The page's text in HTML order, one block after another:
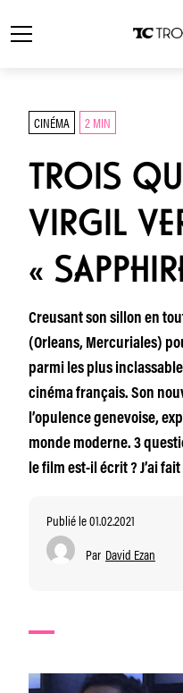
CINÉMA 2 MIN
TROIS
VIRGIL
«
Creusant son sillon en
(Orleans, Mercuriales)
parmi les plus
cinéma français. Son
l’opulence genevoise,
monde moderne. 3
le film est-il écrit ? J’ai fait
Publié le 01.02.2021
Par David Ezan